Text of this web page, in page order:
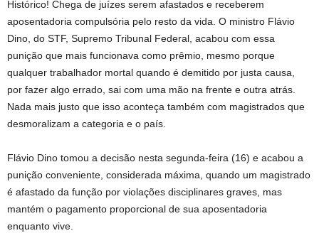
Histórico! Chega de juízes serem afastados e receberem
aposentadoria compulsória pelo resto da vida. O ministro Flávio
Dino, do STF, Supremo Tribunal Federal, acabou com essa
punição que mais funcionava como prêmio, mesmo porque
qualquer trabalhador mortal quando é demitido por justa causa,
por fazer algo errado, sai com uma mão na frente e outra atrás.
Nada mais justo que isso aconteça também com magistrados que
desmoralizam a categoria e o país.
Flávio Dino tomou a decisão nesta segunda-feira (16) e acabou a
punição conveniente, considerada máxima, quando um magistrado
é afastado da função por violações disciplinares graves, mas
mantém o pagamento proporcional de sua aposentadoria
enquanto vive.